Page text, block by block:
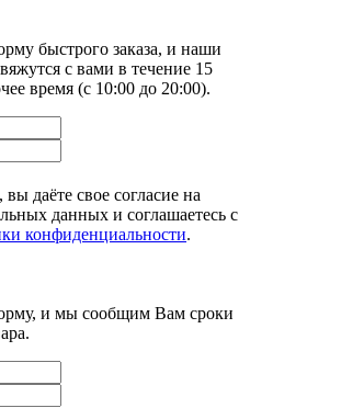
быстрого заказа, и наши
с вами в течение 15
время (с 10:00 до 20:00).
даёте свое согласие на
данных и соглашаетесь с
конфиденциальности.
и мы сообщим Вам сроки